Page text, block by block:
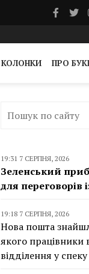
КОЛОНКИ ПРО
19:31 7 СЕРПНЯ, 2026
Зеленський
для переговорів
19:18 7 СЕРПНЯ, 2026
Нова пошта
якого працівники
відділення у спеку